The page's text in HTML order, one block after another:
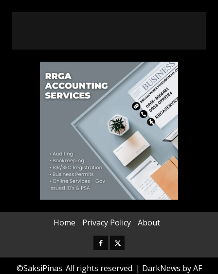
Home Privacy Policy About
Facebook
Twitter
©SaksiPinas. All rights reserved. | DarkNews by AF